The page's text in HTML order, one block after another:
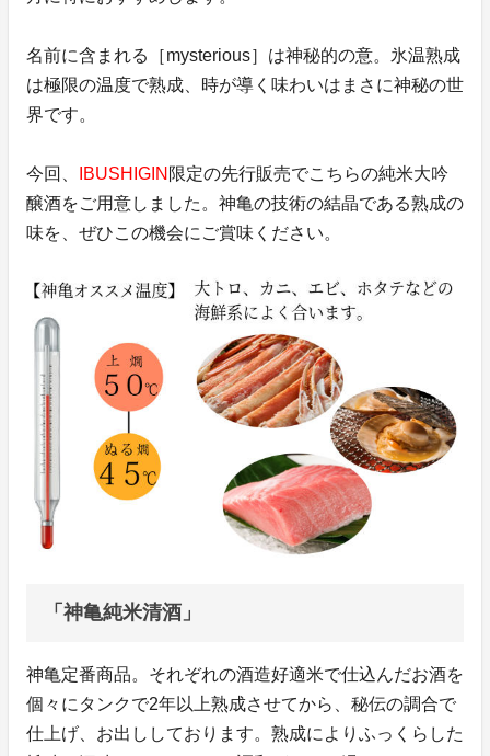
名前に含まれる［mysterious］は神秘的の意。氷温熟成
は極限の温度で熟成、時が導く味わいはまさに神秘の世
界です。
今回、 IBUSHIGIN 限定の先行販売でこちらの純米大吟
醸酒をご用意しました。神亀の技術の結晶である熟成の
味を、ぜひこの機会にご賞味ください。
「神亀純米清酒」
神亀定番商品。それぞれの酒造好適米で仕込んだお酒を
個々にタンクで2年以上熟成させてから、秘伝の調合で
仕上げ、お出ししております。熟成によりふっくらした